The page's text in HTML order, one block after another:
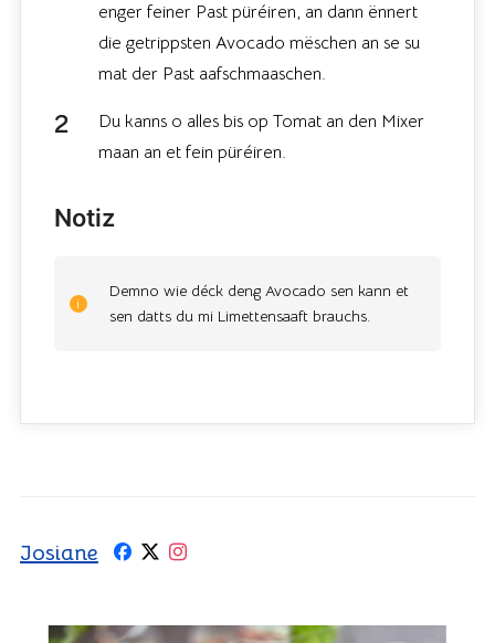
enger feiner Past püréiren, an dann ënnert
die getrippsten Avocado mëschen an se su
mat der Past aafschmaaschen.
Du kanns o alles bis op Tomat an den Mixer
maan an et fein püréiren.
Notiz
Demno wie déck deng Avocado sen kann et
sen datts du mi Limettensaaft brauchs.
Josiane